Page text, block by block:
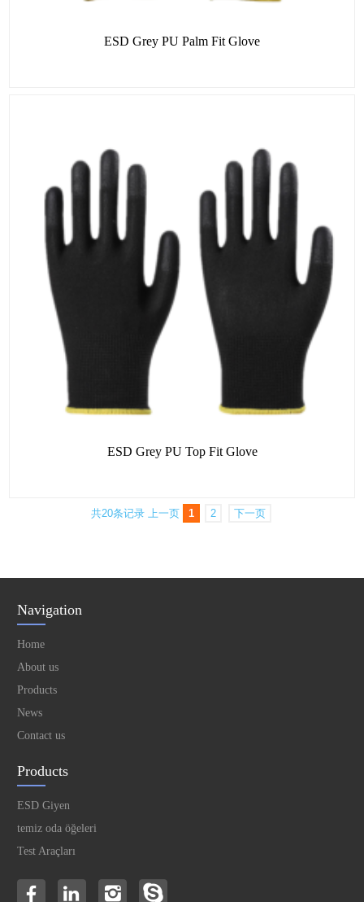
ESD Grey PU Palm Fit Glove
ESD Grey PU Top Fit Glove
共20条记录 上一页 1 2 下一页
Navigation
Home
About us
Products
News
Contact us
Products
ESD Giyen
temiz oda öğeleri
Test Araçları